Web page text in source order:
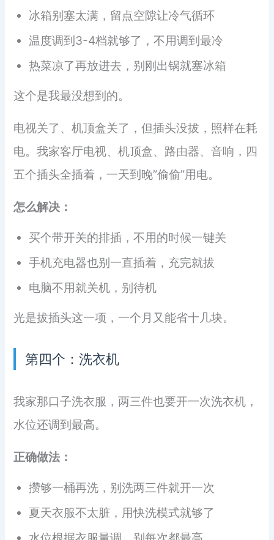
冰箱别塞太满，留点空隙让冷气循环
温度调到3-4档就够了，不用调到最冷
热菜凉了再放进去，别刚出锅就塞冰箱
这个是我最没想到的。
电视关了、机顶盒关了，但插头没拔，照样在耗
电。我家客厅电视、机顶盒、路由器、音响，四
五个插头全插着，一天到晚”偷偷”用电。
怎么解决：
买个带开关的排插，不用的时候一键关
手机充电器也别一直插着，充完就拔
电脑不用就关机，别待机
光是拔插头这一项，一个月又能省十几块。
第四个：洗衣机
我家那口子洗衣服，两三件也要开一次洗衣机，
水位还调到最高。
正确做法：
攒够一桶再洗，别洗两三件就开一次
夏天衣服不太脏，用快洗模式就够了